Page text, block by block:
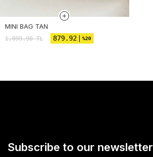
MINI BAG TAN
1,099.90TL 879.92 %20
Subscribe to our newsletter